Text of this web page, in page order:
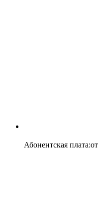
Абонентская плата:от